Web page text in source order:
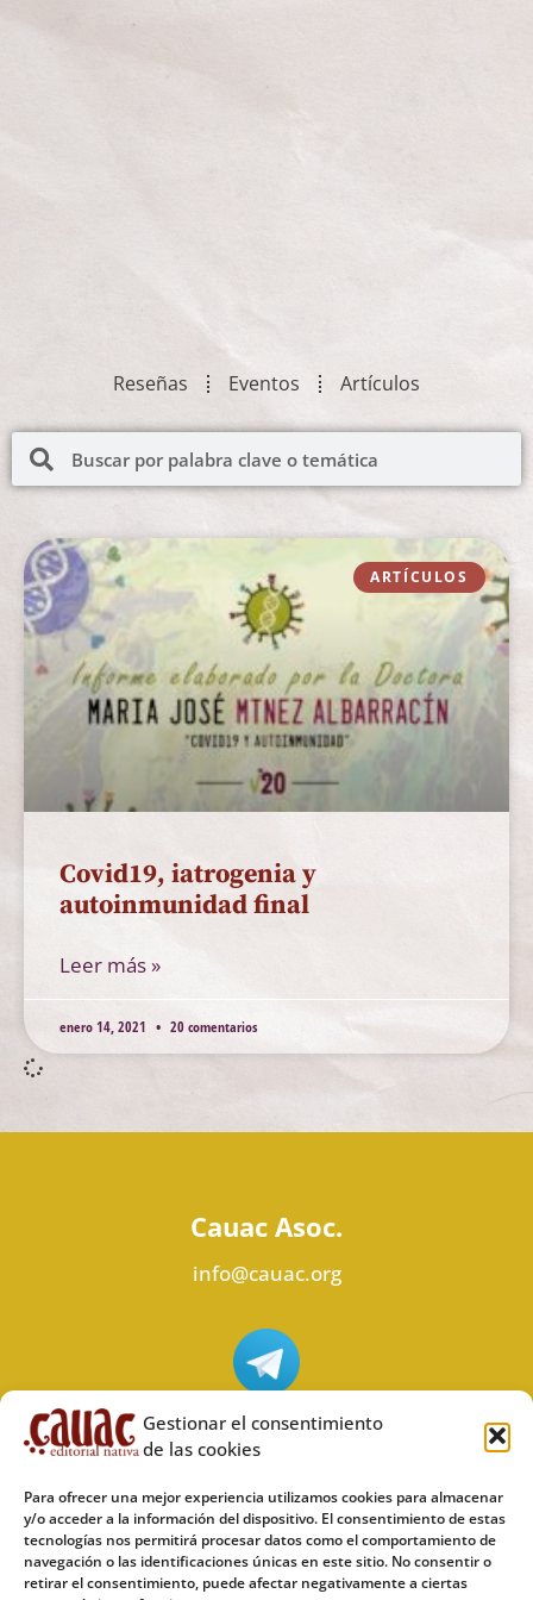
Gestionar el consentimiento
de las cookies
Para ofrecer una mejor experiencia utilizamos cookies para almacenar
y/o acceder a la información del dispositivo. El consentimiento de estas
tecnologías nos permitirá procesar datos como el comportamiento de
navegación o las identificaciones únicas en este sitio. No consentir o
retirar el consentimiento, puede afectar negativamente a ciertas
Reseñas Eventos Artículos
ARTÍCULOS
Covid19, iatrogenia y
autoinmunidad final
Leer más »
enero 14, 2021 20 comentarios
Cauac Asoc.
info@cauac.org
Síguenos en Telegram
Síguenos en Odysee